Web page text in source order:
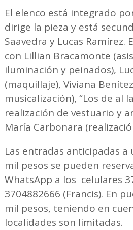
El elenco está integrado
dirige la pieza y está
Saavedra y Lucas Ramírez.
con Lillian Bracamonte
iluminación y peinados),
(maquillaje), Viviana
musicalización), “Los de al
realización de vestuario y
María Carbonara
Las entradas anticipadas
mil pesos se pueden
WhatsApp a los celulares
3704882666 (Francis). En
mil pesos, teniendo en
localidades son limitadas.